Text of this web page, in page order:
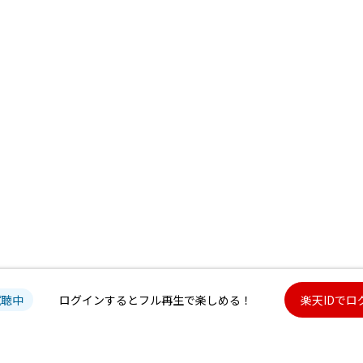
中 ログインするとフル再生で楽しめる！ 楽天IDでロ